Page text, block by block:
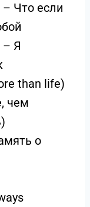
– Что если
– Я
than life)
чем
о